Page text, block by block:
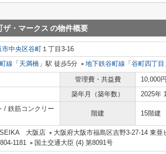
ザ・マークス の物件概要
市中央区谷町 １丁目3-16
線 「 天満橋 」駅 徒歩5分 地下鉄谷町線 「 谷町四丁目
管理費・共益費
10,000円
築年月（築年数） 2025年
/ 鉄筋コンクリー
階建 15階建
大阪店
大阪府大阪市福島区吉野3-27-14 東亜
1181
国土交通大臣 (4) 第8091号